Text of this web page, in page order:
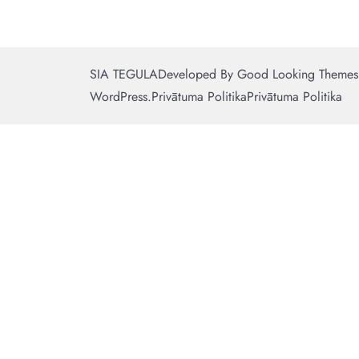
SIA TEGULADeveloped By Good Looking
WordPress.Privātuma PolitikaPrivātuma Politika